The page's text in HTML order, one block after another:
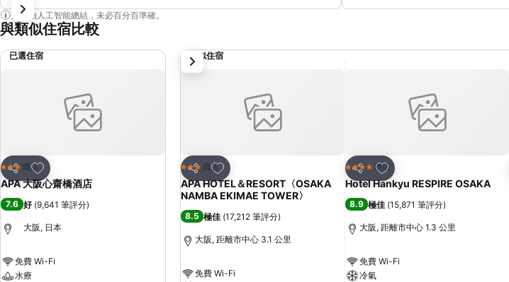
內容由人工智能總結，未必百分百準確。
與類似住宿比較
已選住宿
分享
放到收藏夾
3 星級酒店
APA 大阪心齋橋酒店
7.6 好 (9,641 筆評分)
大阪, 日本
免費 Wi-Fi
水療
類似住宿
分享
放到收藏夾
3 星級酒店
APA HOTEL＆RESORT〈OSAKA
NAMBA EKIMAE TOWER〉
8.5 極佳 (17,212 筆評分)
大阪, 距離市中心 3.1 公里
免費 Wi-Fi
分享
放到收藏夾
4 星級 酒店
Hotel Hankyu RESPIRE OSAKA
8.9 極佳 (15,871 筆評分)
大阪, 距離市中心 1.3 公里
免費 Wi-Fi
冷氣
下一步